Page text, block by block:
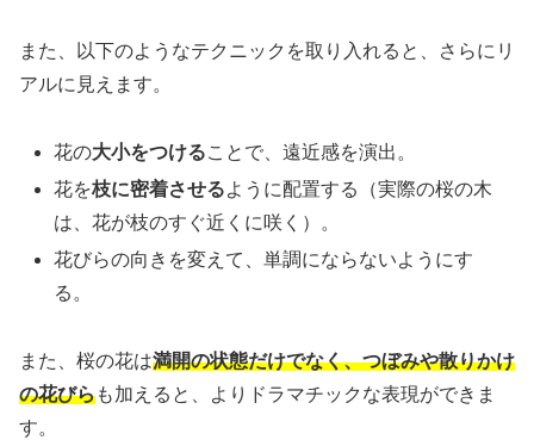
また、以下のようなテクニックを取り入れると、さらにリ
アルに見えます。
花の大小をつけることで、遠近感を演出。
花を枝に密着させるように配置する（実際の桜の木
は、花が枝のすぐ近くに咲く）。
花びらの向きを変えて、単調にならないようにす
る。
また、桜の花は満開の状態だけでなく、つぼみや散りかけ
の花びらも加えると、よりドラマチックな表現ができま
す。